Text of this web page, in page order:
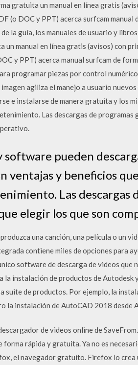
gratuita un manual en línea gratis
(o DOC y PPT) acerca surfcam
la guía, los manuales de usuario y
un manual en línea gratis (avisos) con
y PPT) acerca manual surfcam de
programar piezas por control
agiliza el manejo a usuario
e instalarse de manera gratuita y los
Las descargas de
software pueden
ventajas y beneficios
Las descargas
elegir los que son
una canción, una película o un
contiene miles de opciones para
software de descarga de videos
la instalación de productos de
suite de productos. Por ejemplo, la
la instalación de AutoCAD 2018
de videos online de
forma rápida y gratuita. Ya no es
el navegador gratuito. Firefox lo